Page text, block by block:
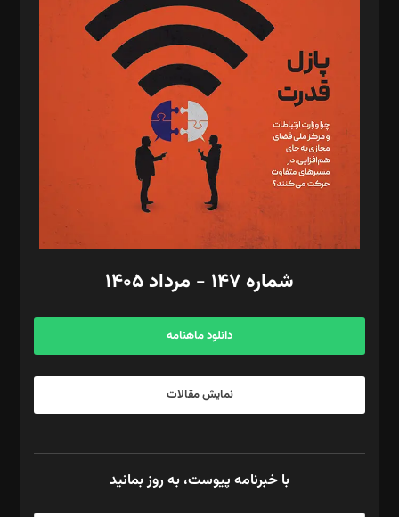
د‌بیر تحریریه آنلاین: بابک نقاش
تحریریه‌: مجتبی محمود‌ی، آرش برهمند، یسنا امان‌پور، سروش کرمیان،
مصطفی مسجدی آرانی، ابوالفضل رجبی، زهرا فکرانه، فائزه فتحی
رستمی،مصطفی باستان
ویرایش: نگار استاد‌‌آقا
طراح یونیفرم: مجید توکلی
فیلمبرداری و عکاسی: امیر شفیعی، مانی لطفی زاده
گرافیک و صفحه‌آرایی: سید‌سبحان‌علی ثابت
مد‌یر توسعه تجاری: کامبیز برید‌
امور مالی: شاپور رهبری، محمد‌ کاظمی‌نیا
آگهی و مشترکین: ۰۹۱۹۹۹۹۰۴۵۴
شماره ۱۴۷ - مرداد ۱۴۰۵
دانلود ماهنامه
نمایش مقالات
با خبرنامه پیوست، به روز بمانید